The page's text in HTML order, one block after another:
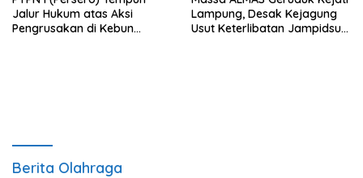
Jalur Hukum atas Aksi
Pengrusakan di Kebun
Lampung, Desak Kejagung
Usut Keterlibatan Jampidsus
Berita Olahraga